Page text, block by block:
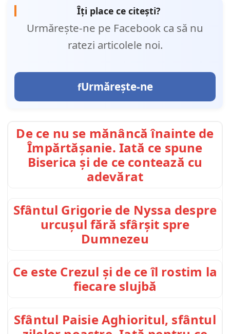
Îți place ce citești?
Urmărește-ne pe Facebook ca să nu
ratezi articolele noi.
Urmărește-ne
De ce nu se mănâncă înainte de
Împărtășanie. Iată ce spune
Biserica și de ce contează cu
adevărat
Sfântul Grigorie de Nyssa despre
urcușul fără sfârșit spre
Dumnezeu
Ce este Crezul și de ce îl rostim la
fiecare slujbă
Sfântul Paisie Aghioritul, sfântul